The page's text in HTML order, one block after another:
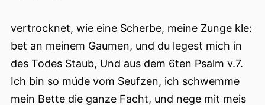
vertrocknet, wie eine Scherbe, meine Zunge kle:
bet an meinem Gaumen, und du legest mich in
des Todes Staub, Und aus dem 6ten Psalm v.7.
Ich bin so múde vom Seufzen, ich schwemme
mein Bette die ganze Facht, und nege mit meis